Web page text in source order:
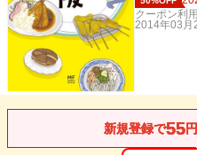
クーポン利
2014年03月
新規登録で55